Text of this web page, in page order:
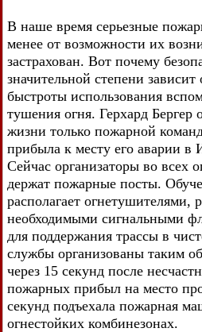
В наше время серьезные
менее от возможности их
застрахован. Вот почему
значительной степени зависит
быстроты использования
тушения огня. Герхард Бергер
жизни только пожарной
прибыла к месту его аварии в
Сейчас организаторы во всех
держат пожарные посты.
располагает огнетушителями,
необходимыми сигнальными
для поддержания трассы в
службы организованы таким
через 15 секунд после
пожарных прибыл на место
секунд подъехала пожарная
огнестойких комбинезонах.